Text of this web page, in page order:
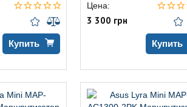
Купить
Цена:
3 300 грн
Купить